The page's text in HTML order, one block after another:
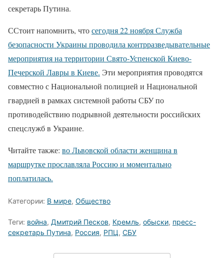
секретарь Путина.
ССтоит напомнить, чтосегодня 22 ноября Служба
безопасности Украины проводила контрразведывательные
мероприятия на территории Свято-Успенской Киево-
Печерской Лавры в Киеве. Эти мероприятия проводятся
совместно с Национальной полицией и Национальной
гвардией в рамках системной работы СБУ по
противодействию подрывной деятельности российских
спецслужб в Украине.
Читайте также: во Львовской области женщина в
маршрутке прославляла Россию и моментально
поплатилась.
Категории: В мире, Общество
Теги: война, Дмитрий Песков, Кремль, обыски, пресс-
секретарь Путина, Россия, РПЦ, СБУ